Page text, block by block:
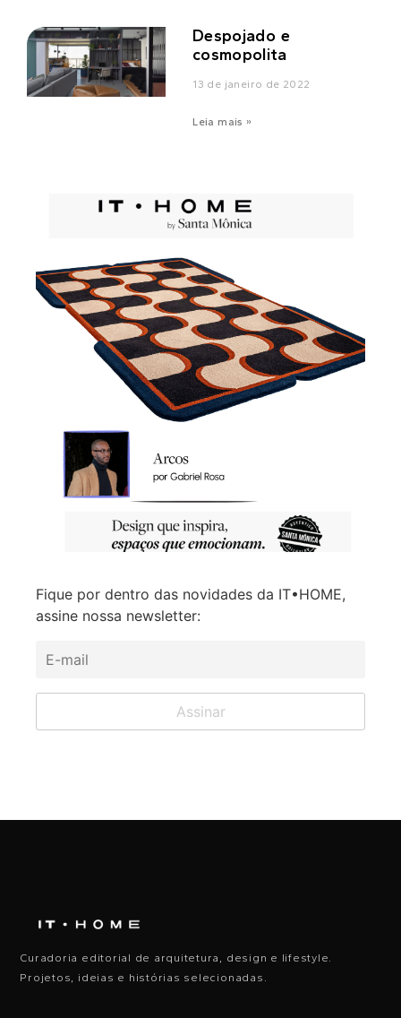
Despojado e
cosmopolita
13 de janeiro de 2022
Leia mais »
Fique por dentro das novidades da IT•HOME,
assine nossa newsletter:
Curadoria editorial de arquitetura, design e lifestyle.
Projetos, ideias e histórias selecionadas.